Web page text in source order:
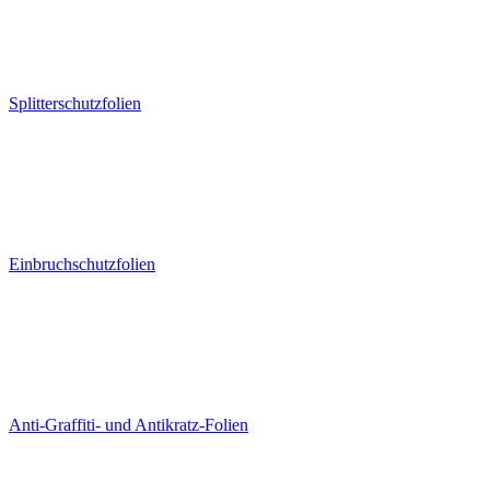
Splitterschutzfolien
Einbruchschutzfolien
Anti-Graffiti- und Antikratz-Folien